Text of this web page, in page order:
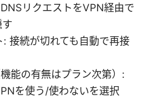
リクエストをVPN経由で
接続が切れても自動で再接
能の有無はプラン次第）:
を使う/使わないを選択